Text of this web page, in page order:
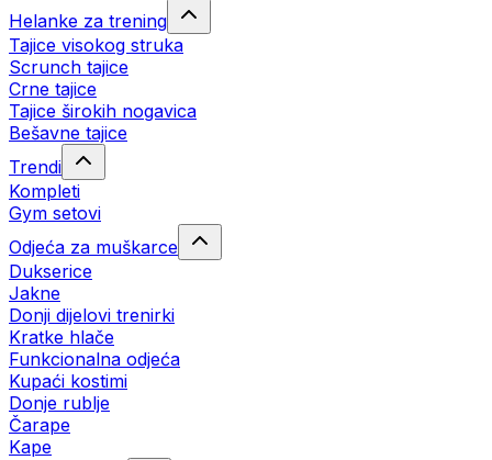
Helanke za trening
Tajice visokog struka
Scrunch tajice
Crne tajice
Tajice širokih nogavica
Bešavne tajice
Trendi
Kompleti
Gym setovi
Odjeća za muškarce
Dukserice
Jakne
Donji dijelovi trenirki
Kratke hlače
Funkcionalna odjeća
Kupaći kostimi
Donje rublje
Čarape
Kape